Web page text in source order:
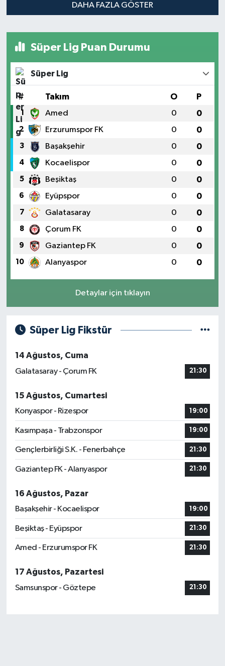
DAHA FAZLA GÖSTER
Süper Lig Puan Durumu
Süper Lig
# Takım O P
1 Amed 0 0
2 Erzurumspor FK 0 0
3 Başakşehir 0 0
4 Kocaelispor 0 0
5 Beşiktaş 0 0
6 Eyüpspor 0 0
7 Galatasaray 0 0
8 Çorum FK 0 0
9 Gaziantep FK 0 0
10 Alanyaspor 0 0
Detaylar için tıklayın
Süper Lig Fikstür
14 Ağustos, Cuma
Galatasaray - Çorum FK
21:30
15 Ağustos, Cumartesi
Konyaspor - Rizespor
19:00
Kasımpaşa - Trabzonspor 19:00
Gençlerbirliği S.K. - Fenerbahçe 21:30
Gaziantep FK - Alanyaspor 21:30
16 Ağustos, Pazar
Başakşehir - Kocaelispor
19:00
Beşiktaş - Eyüpspor 21:30
Amed - Erzurumspor FK 21:30
17 Ağustos, Pazartesi
Samsunspor - Göztepe
21:30